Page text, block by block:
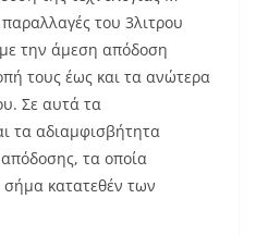
του 3λιτρου
την άμεση απόδοση
τους έως και τα ανώτερα
Σε αυτά τα
τα αδιαμφισβήτητα
τα οποία
κατατεθέν των